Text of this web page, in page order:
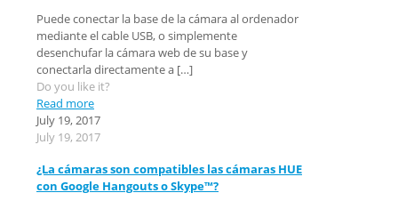
Puede conectar la base de la cámara al ordenador
mediante el cable USB, o simplemente
desenchufar la cámara web de su base y
conectarla directamente a […]
Do you like it?
Read more
July 19, 2017
July 19, 2017
¿La cámaras son compatibles las cámaras HUE
con Google Hangouts o Skype™?